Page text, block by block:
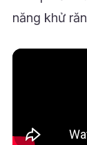
năng khử